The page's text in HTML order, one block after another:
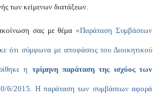
των κείμενων διατάξεων.
σας με θέμα «Παράταση Συμβάσεων
ότι σύμφωνα με αποφάσεις του Διοικητικού
η τρίμηνη παράταση της ισχύος των
6/2015. Η παράταση των συμβάσεων αφορά